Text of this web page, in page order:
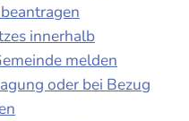
innerhalb
melden
oder bei Bezug